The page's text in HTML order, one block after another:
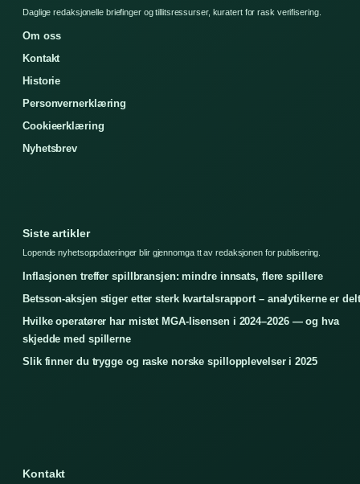
Daglige redaksjonelle briefinger og tillitsressurser, kuratert for rask verifisering.
Om oss
Kontakt
Historie
Personvernerklæring
Cookieerklæring
Nyhetsbrev
Siste artikler
Lopende nyhetsoppdateringer blir gjennomga tt av redaksjonen for publisering.
Inflasjonen treffer spillbransjen: mindre innsats, flere spillere
Betsson-aksjen stiger etter sterk kvartalsrapport – analytikerne er delt
Hvilke operatører har mistet MGA-lisensen i 2024–2026 — og hva
skjedde med spillerne
Slik finner du trygge og raske norske spillopplevelser i 2025
Kontakt